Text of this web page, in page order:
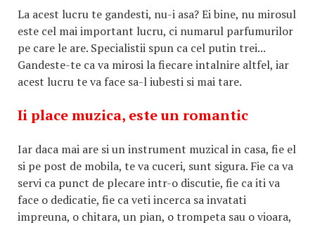
La acest lucru te gandesti, nu-i asa? Ei bine, nu mirosul
este cel mai important lucru, ci numarul parfumurilor
pe care le are. Specialistii spun ca cel putin trei...
Gandeste-te ca va mirosi la fiecare intalnire altfel, iar
acest lucru te va face sa-l iubesti si mai tare.
Ii place muzica, este un romantic
Iar daca mai are si un instrument muzical in casa, fie el
si pe post de mobila, te va cuceri, sunt sigura. Fie ca va
servi ca punct de plecare intr-o discutie, fie ca iti va
face o dedicatie, fie ca veti incerca sa invatati
impreuna, o chitara, un pian, o trompeta sau o vioara,